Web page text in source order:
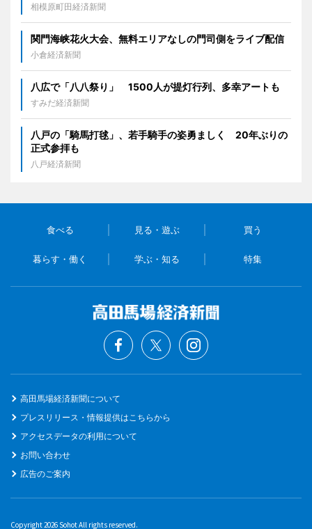
相模原町田経済新聞
関門海峡花火大会、無料エリアなしの門司側をライブ配信
小倉経済新聞
八広で「八八祭り」 1500人が提灯行列、多幸アートも
すみだ経済新聞
八戸の「騎馬打毬」、若手騎手の姿勇ましく 20年ぶりの
正式参拝も
八戸経済新聞
食べる 見る・遊ぶ 買う
暮らす・働く 学ぶ・知る 特集
高田馬場経済新聞について
プレスリリース・情報提供はこちらから
アクセスデータの利用について
お問い合わせ
広告のご案内
Copyright 2026 Sohot All rights reserved.